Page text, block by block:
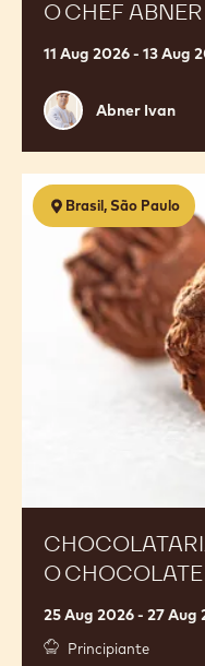
O CHEF
11 Aug 2026 - 13 Aug
Abner
Ivan
Abner Ivan
Brasil, São Paulo
O
25 Aug 2026 - 27 Aug
Principiante
Chocolataria
1.0
Descobrindo
Chocolate